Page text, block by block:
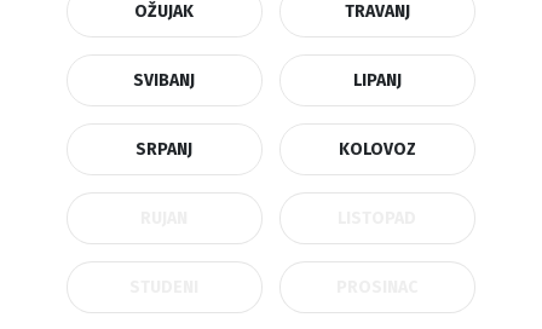
OŽUJAK TRAVANJ
SVIBANJ LIPANJ
SRPANJ KOLOVOZ